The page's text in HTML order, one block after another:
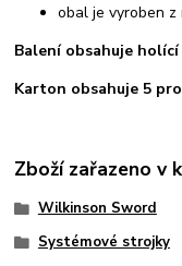
obal je vyroben
Balení obsahuje
Karton obsahuje 5
Zboží zařazeno v
Wilkinson Sword
Systémové strojky